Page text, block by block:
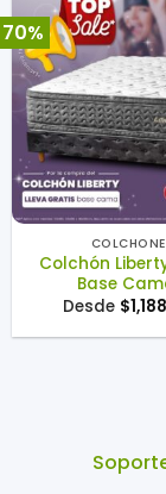
70%
Colchón
Base
Desde $